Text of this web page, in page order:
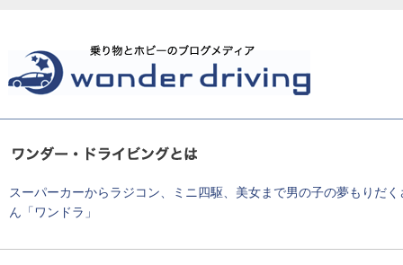
スーパーカーからラジコン、ミニ四駆、美女まで男の子の夢もりだく
ん「ワンドラ」